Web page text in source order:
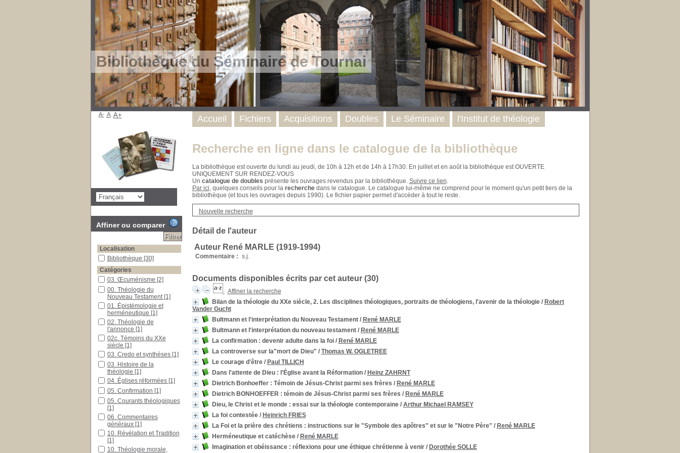
Bibliothèque du Séminaire de Tournai
Recherche en ligne dans le catalogue de la bibliothèque
La bibliothèque est ouverte du lundi au jeudi, de 10h à 12h et de 14h à 17h30. En juillet et en août la bibliothèque est OUVERTE
UNIQUEMENT SUR RENDEZ-VOUS
Un catalogue de doubles présente les ouvrages revendus par la bibliothèque. Suivre ce lien.
Par ici, quelques conseils pour la recherchedans le catalogue. Le catalogue lui-même ne comprend pour le moment qu'un petit tiers de la
bibliothèque (et tous les ouvrages depuis 1990). Le fichier papier permet d'accéder à tout le reste.
Nouvelle recherche
Détail de l'auteur
Auteur René MARLE (1919-1994)
Commentaire : s.j.
Documents disponibles écrits par cet auteur (30)
Affiner la recherche
Bilan de la théologie du XXe siècle, 2. Les disciplines théologiques, portraits de théologiens, l'avenir de la théologie/ Robert
Vander Gucht
Bultmann et l'interprétation du Nouveau Testament/ René MARLE
Bultmann et l'interprétation du nouveau testament/ René MARLE
La confirmation : devenir adulte dans la foi/ René MARLE
La controverse sur la"mort de Dieu" / Thomas W. OGLETREE
Le courage d'être/ Paul TILLICH
Dans l'attente de Dieu : l'Église avant la Réformation/ Heinz ZAHRNT
Dietrich Bonhoeffer: Témoin de Jésus-Christ parmi ses frères / René MARLE
Dietrich BONHOEFFER : témoin de Jésus-Christ parmi ses frères / René MARLE
Dieu, le Christ et le monde : essai sur la théologie contemporaine/ Arthur Michael RAMSEY
La foi contestée/ Heinrich FRIES
La Foi et la prière des chrétiens : instructions sur le "Symbole des apôtres" et sur le "Notre Père" / René MARLE
Herméneutique et catéchèse/ René MARLE
Imagination et obéissance : réflexions pour une éthique chrétienne à venir/ Dorothée SOLLE
Accueil Fichiers Acquisitions Doubles Le Séminaire l'Institut de théologie
A- A A+
Affiner ou comparer
Localisation
Bibliothèque [30]
Catégories
03. Œcuménisme [2]
00. Théologie du
Nouveau Testament [1]
01. Épistémologie et
herméneutique [1]
02. Théologie de
l'annonce [1]
02c. Témoins du XXe
siècle [1]
03. Credo et synthèses [1]
03. Histoire de la
théologie [1]
04. Églises réformées [1]
05. Confirmation [1]
05. Courants théologiques
[1]
06. Commentaires
généraux [1]
10. Révélation et Tradition
[1]
10. Théologie morale,